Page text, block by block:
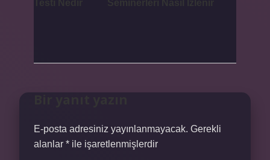
E-posta adresiniz yayınlanmayacak. Gerekli
alanlar * ile işaretlenmişlerdir